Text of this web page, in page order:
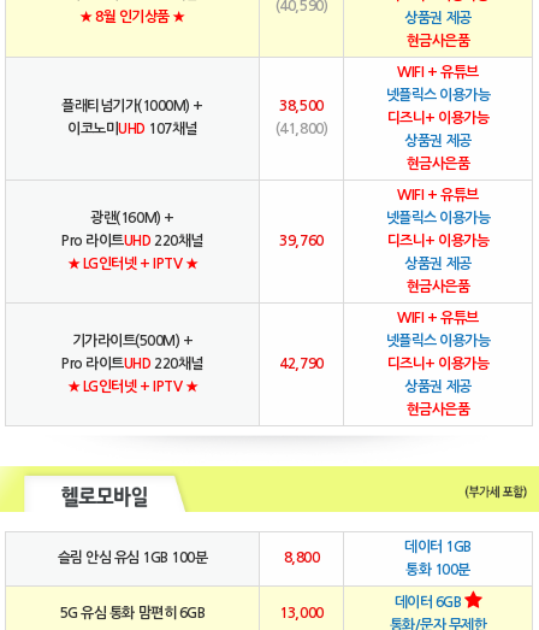
★ 8월 인기상품 ★
(40,590)
상품권 제공
현금사은품
플래티넘기가(1000M) +
이코노미UHD 107채널
38,500
(41,800)
WIFI + 유튜브
넷플릭스 이용가능
디즈니+ 이용가능
상품권 제공
현금사은품
광랜(160M) +
Pro 라이트UHD 220채널
★ LG인터넷 + IPTV ★
39,760
WIFI + 유튜브
넷플릭스 이용가능
디즈니+ 이용가능
상품권 제공
현금사은품
기가라이트(500M) +
Pro 라이트UHD 220채널
★ LG인터넷 + IPTV ★
42,790
WIFI + 유튜브
넷플릭스 이용가능
디즈니+ 이용가능
상품권 제공
현금사은품
슬림 안심 유심 1GB 100분 8,800
데이터 1GB
통화 100분
5G 유심 통화 맘편히 6GB 13,000
데이터 6GB
통화/문자 무제한